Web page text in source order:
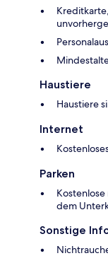
Haustiere
Haustiere
Internet
Parken
dem
Sonstige